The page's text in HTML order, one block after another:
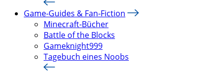
Game-Guides & Fan-Fiction
Minecraft-Bücher
Battle of the Blocks
Gameknight999
Tagebuch eines Noobs